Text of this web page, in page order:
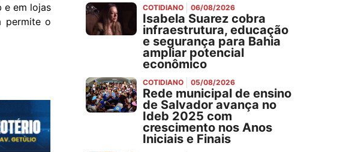
e em lojas
permite o
COTIDIANO 06/08/2026
Isabela Suarez cobra
infraestrutura, educação
e segurança para Bahia
ampliar potencial
econômico
COTIDIANO 05/08/2026
Rede municipal de ensino
de Salvador avança no
Ideb 2025 com
crescimento nos Anos
Iniciais e Finais